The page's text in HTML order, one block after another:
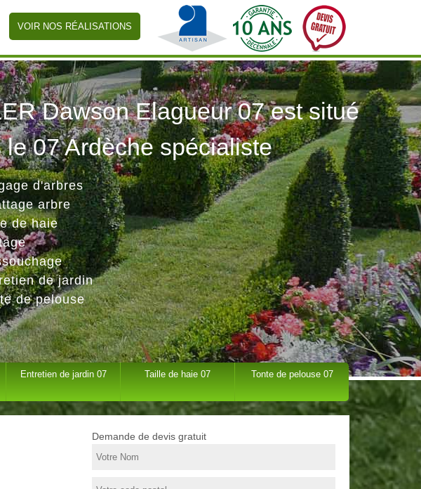
VOIR NOS RÉALISATIONS
Dawson Elagueur 07 est situé
le 07 Ardèche spécialiste
d'arbres
arbre
de haie
de jardin
de pelouse
Entretien de jardin 07 Taille de haie 07 Tonte de pelouse 07
Demande de devis gratuit